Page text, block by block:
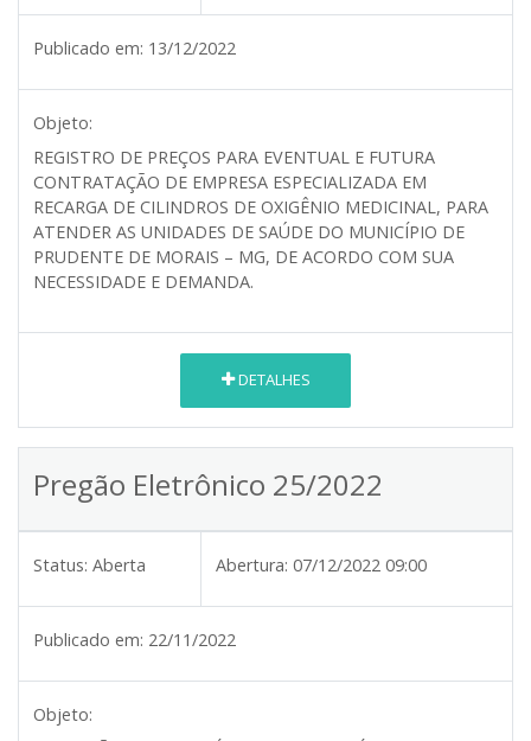
Publicado em: 13/12/2022
Objeto:
REGISTRO DE PREÇOS PARA EVENTUAL E FUTURA
CONTRATAÇÃO DE EMPRESA ESPECIALIZADA EM
RECARGA DE CILINDROS DE OXIGÊNIO MEDICINAL, PARA
ATENDER AS UNIDADES DE SAÚDE DO MUNICÍPIO DE
PRUDENTE DE MORAIS – MG, DE ACORDO COM SUA
NECESSIDADE E DEMANDA.
DETALHES
Pregão Eletrônico 25/2022
Status: Aberta Abertura: 07/12/2022 09:00
Publicado em: 22/11/2022
Objeto: